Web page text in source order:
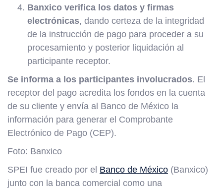
Banxico verifica los datos y firmas
electrónicas, dando certeza de la integridad
de la instrucción de pago para proceder a su
procesamiento y posterior liquidación al
participante receptor.
Se informa a los participantes involucrados. El
receptor del pago acredita los fondos en la cuenta
de su cliente y envía al Banco de México la
información para generar el Comprobante
Electrónico de Pago (CEP).
Foto: Banxico
SPEI fue creado por el Banco de México (Banxico)
junto con la banca comercial como una